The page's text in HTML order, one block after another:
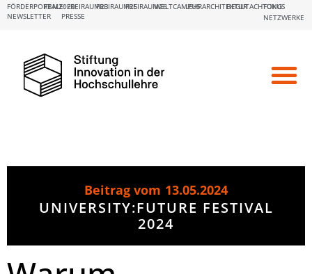
NEWSLETTER PRESSE
FÖRDERPORTALE:
FBM2020FREIRAUM23FREIRAUM25FREIRAUM26WELTCAMPUSLEHRARCHITEKTURBEGUTACHTUNG
FOKUS
NETZWERKE
Beitrag vom 13.05.2024
UNIVERSITY:FUTURE FESTIVAL
2024